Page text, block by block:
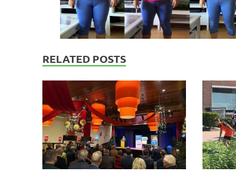
RELATED POSTS